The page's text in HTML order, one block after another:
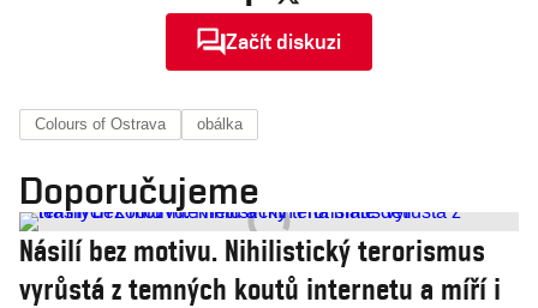
Začít diskuzi
Colours of Ostrava obálka
Doporučujeme
Násilí bez motivu. Nihilistický terorismus
vyrůstá z temných koutů internetu a míří i